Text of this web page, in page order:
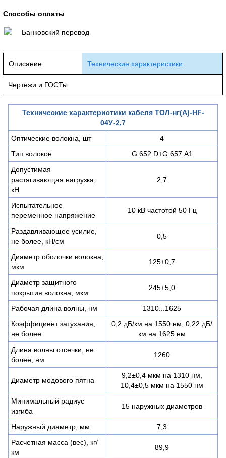
Способы оплаты
Банковский перевод
Описание Технические характеристики
Чертежи и ГОСТы
Технические характеристики кабеля ТОЛ-нг(A)-HF-
04У-2,7
Оптические волокна, шт
4
Тип волокон
G.652.D+G.657.A1
Допустимая
растягивающая нагрузка,
кН
2,7
Испытательное
переменное напряжение
10 кВ частотой 50 Гц
Раздавливающее усилие,
не более, кН/см
0,5
Диаметр оболочки волокна,
мкм
125±0,7
Диаметр защитного
покрытия волокна, мкм
245±5,0
Рабочая длина волны, нм
1310...1625
Коэффициент затухания,
не более
0,2 дБ/км на 1550 нм, 0,22 дБ/
км на 1625 нм
Длина волны отсечки, не
более, нм
1260
Диаметр модового пятна
9,2±0,4 мкм на 1310 нм,
10,4±0,5 мкм на 1550 нм
Минимальный радиус
изгиба
15 наружных диаметров
Наружный диаметр, мм
7,3
Расчетная масса (вес), кг/
км
89,9